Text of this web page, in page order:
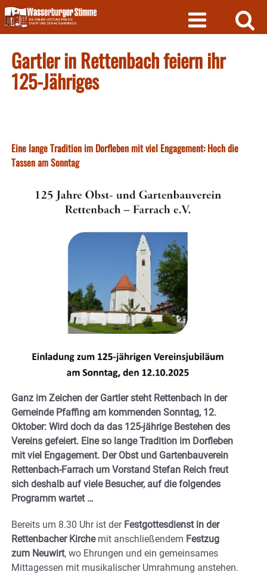
Skip
to
content
Gartler in Rettenbach feiern ihr
125-Jähriges
Eine lange Tradition im Dorfleben mit viel Engagement: Hoch die
Tassen am Sonntag
Ganz im Zeichen der Gartler steht Rettenbach in der
Gemeinde Pfaffing am kommenden Sonntag, 12.
Oktober: Wird doch da das 125-jährige Bestehen des
Vereins gefeiert. Eine so lange Tradition im Dorfleben
mit viel Engagement. Der Obst und Gartenbauverein
Rettenbach-Farrach um Vorstand Stefan Reich freut
sich deshalb auf viele Besucher, auf die folgendes
Programm wartet …
Bereits um 8.30 Uhr ist der Festgottesdienst in der
Rettenbacher Kirchemit anschließendem Festzug
zum Neuwirt, wo Ehrungen und ein gemeinsames
Mittagessen mit musikalischer Umrahmung anstehen.